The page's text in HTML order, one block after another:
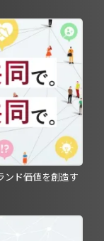
ンド価値を創造す